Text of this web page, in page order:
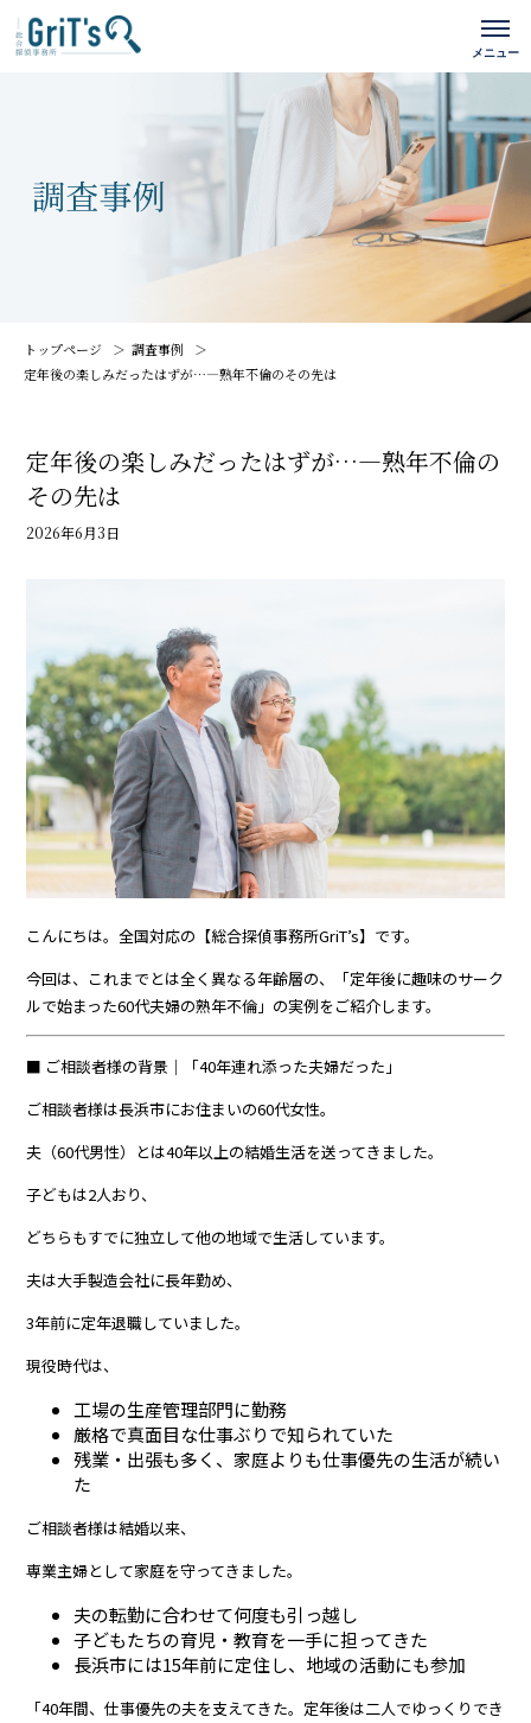
トップページ
調査事例
定年後の楽しみだったはずが…―熟年不倫のその先は
定年後の楽しみだったはずが…―熟年不倫の
その先は
2026年6月3日
こんにちは。全国対応の【総合探偵事務所GriT’s】です。
今回は、これまでとは全く異なる年齢層の、「定年後に趣味のサーク
ルで始まった60代夫婦の熟年不倫」の実例をご紹介します。
■ ご相談者様の背景｜「40年連れ添った夫婦だった」
ご相談者様は長浜市にお住まいの60代女性。
夫（60代男性）とは40年以上の結婚生活を送ってきました。
子どもは2人おり、
どちらもすでに独立して他の地域で生活しています。
夫は大手製造会社に長年勤め、
3年前に定年退職していました。
現役時代は、
工場の生産管理部門に勤務
厳格で真面目な仕事ぶりで知られていた
残業・出張も多く、家庭よりも仕事優先の生活が続い
た
ご相談者様は結婚以来、
専業主婦として家庭を守ってきました。
夫の転勤に合わせて何度も引っ越し
子どもたちの育児・教育を一手に担ってきた
長浜市には15年前に定住し、地域の活動にも参加
「40年間、仕事優先の夫を支えてきた。定年後は二人でゆっくりでき